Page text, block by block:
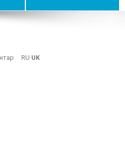
RU UK